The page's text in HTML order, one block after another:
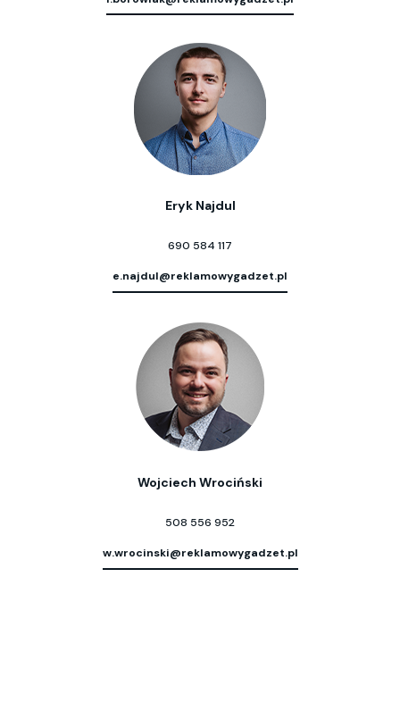
Eryk Najdul
690 584 117
e.najdul@reklamowygadzet.pl
Wojciech Wrociński
508 556 952
w.wrocinski@reklamowygadzet.pl